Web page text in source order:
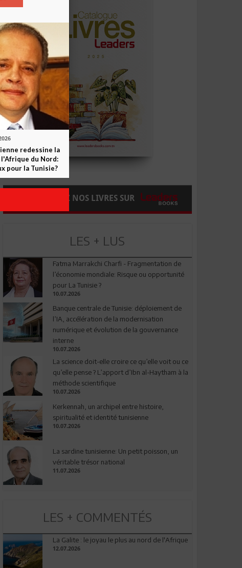
COMMANDEZ NOS LIVRES SUR
LES + LUS
Fatma Marrakchi Charfi - Fragmentation de
l’économie mondiale: Risque ou opportunité
pour La Tunisie ?
10.07.2026
Banque centrale de Tunisie: déploiement de
l’IA, accélération de la modernisation
numérique et évolution de la gouvernance
interne
10.07.2026
La science doit-elle croire ce qu’elle voit ou ce
qu’elle pense ? L’apport d’Ibn al-Haytham à la
méthode scientifique
10.07.2026
Kerkennah, un archipel entre histoire,
spiritualité et identité tunisienne
10.07.2026
La sardine tunisienne: Un petit poisson, un
véritable trésor national
11.07.2026
LES + COMMENTÉS
La Galite : le joyau le plus au nord de l'Afrique
12.07.2026
redessine la
du Nord:
pour la Tunisie?